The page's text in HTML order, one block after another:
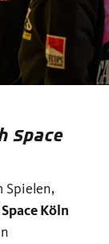
Space
Spielen,
Köln